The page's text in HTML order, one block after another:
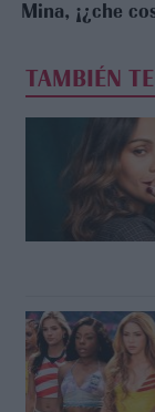
Mina, ¡¿che
TAMBIÉN